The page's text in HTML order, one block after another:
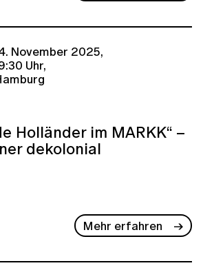
November 2025,
Uhr,
Holländer im MARKK“ –
dekolonial
Mehr erfahren